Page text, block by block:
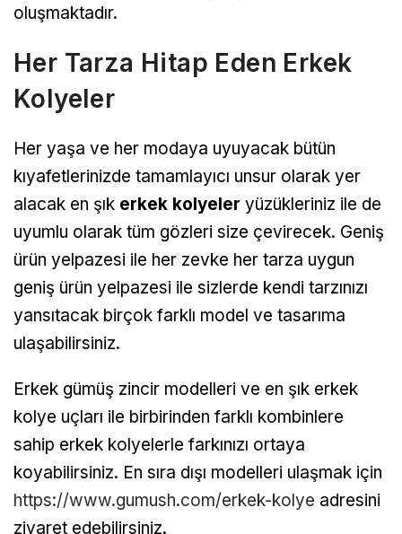
oluşmaktadır.
Her Tarza Hitap Eden Erkek
Kolyeler
Her yaşa ve her modaya uyuyacak bütün
kıyafetlerinizde tamamlayıcı unsur olarak yer
alacak en şık erkek kolyeler yüzükleriniz ile de
uyumlu olarak tüm gözleri size çevirecek. Geniş
ürün yelpazesi ile her zevke her tarza uygun
geniş ürün yelpazesi ile sizlerde kendi tarzınızı
yansıtacak birçok farklı model ve tasarıma
ulaşabilirsiniz.
Erkek gümüş zincir modelleri ve en şık erkek
kolye uçları ile birbirinden farklı kombinlere
sahip erkek kolyelerle farkınızı ortaya
koyabilirsiniz. En sıra dışı modelleri ulaşmak için
https://www.gumush.com/erkek-kolye adresini
ziyaret edebilirsiniz.